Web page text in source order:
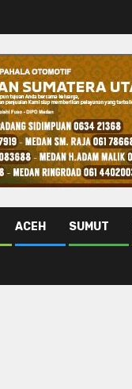
ACEH SUMUT